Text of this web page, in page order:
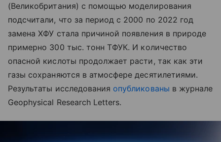
(Великобритания) с помощью моделирования
подсчитали, что за период с 2000 по 2022 год
замена ХФУ стала причиной появления в природе
примерно 300 тыс. тонн ТФУК. И количество
опасной кислоты продолжает расти, так как эти
газы сохраняются в атмосфере десятилетиями.
Результаты исследования опубликованы в журнале
Geophysical Research Letters.